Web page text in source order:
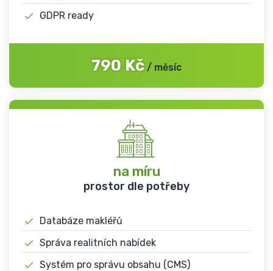
GDPR ready
790 Kč / měsíc
na míru
prostor dle potřeby
Databáze makléřů
Správa realitních nabídek
Systém pro správu obsahu (CMS)